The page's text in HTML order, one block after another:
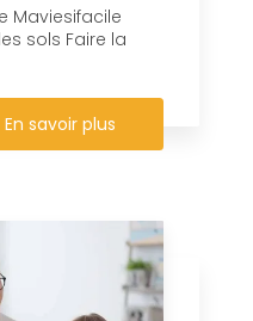
Maviesifacile
sols Faire la
En savoir plus